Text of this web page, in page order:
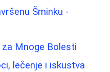
Šminku -
Mnoge Bolesti
lečenje i iskustva